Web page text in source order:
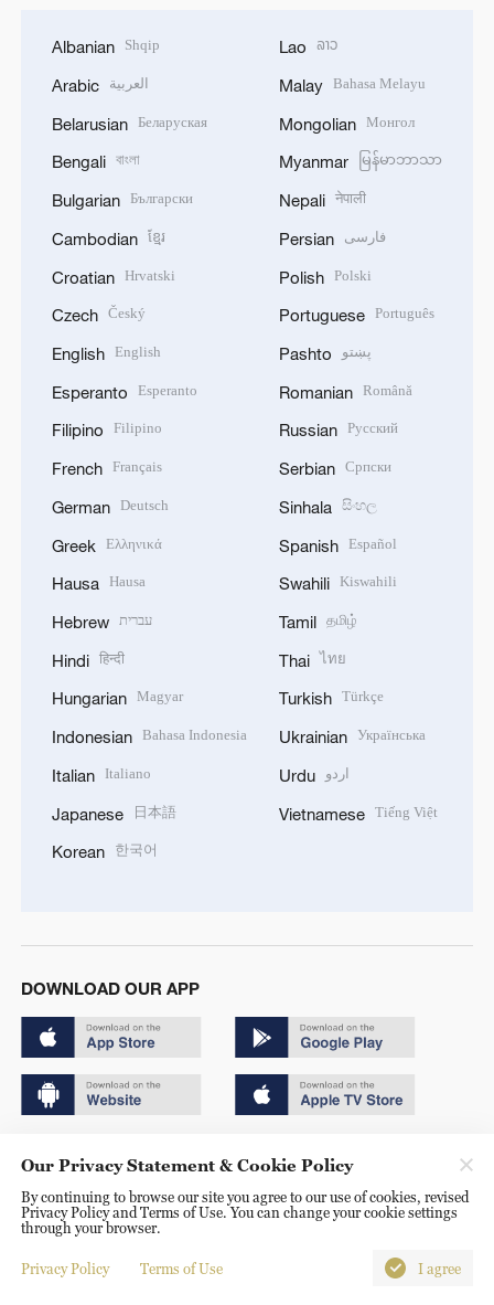
Albanian Shqip
Arabic العربية
Belarusian Беларуская
Bengali বাংলা
Bulgarian Български
Cambodian ខ្មែរ
Croatian Hrvatski
Czech Český
English English
Esperanto Esperanto
Filipino Filipino
French Français
German Deutsch
Greek Ελληνικά
Hausa Hausa
Hebrew עברית
Hindi हिन्दी
Hungarian Magyar
Indonesian Bahasa Indonesia
Italian Italiano
Japanese 日本語
Korean 한국어
Lao ລາວ
Malay Bahasa Melayu
Mongolian Монгол
Myanmar မြန်မာဘာသာ
Nepali नेपाली
Persian فارسی
Polish Polski
Portuguese Português
Pashto پښتو
Romanian Română
Russian Русский
Serbian Српски
Sinhala සිංහල
Spanish Español
Swahili Kiswahili
Tamil தமிழ்
Thai ไทย
Turkish Türkçe
Ukrainian Українська
Urdu اردو
Vietnamese Tiếng Việt
DOWNLOAD OUR APP
京ICP备20000184号
京公网安备 11010502050052号
Disinformation report hotline: 010-85061466
Our Privacy Statement & Cookie Policy
By continuing to browse our site you agree to our use of cookies, revised
Privacy Policy and Terms of Use. You can change your cookie settings
through your browser.
Privacy Policy Terms of Use I agree